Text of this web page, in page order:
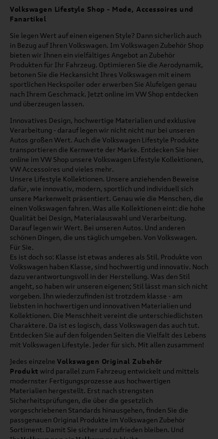
Volkswagen Lifestyle Shop - Mode, Accessoires und
Fanartikel
Sie legen Wert auf einen eigenen Style? Dann sicherlich auch
in Bezug auf Ihren Volkswagen. Im Volkswagen Zubehör Shop
bieten wir Ihnen ein vielfältiges Angebot an Zubehör
Produkten für Ihr Fahrzeug. Optimieren Sie die Aerodynamik,
betonen Sie die Heckansicht Ihres Volkswagen mit einem
sportlichen Heckspoiler oder erwerben Sie Alufelgen genau
nach Ihrem Geschmack. Jetzt online im VW Shop entdecken
und überzeugen lassen.
Innovatives Design, hochwertige Materialien und exklusive
Verarbeitung - darauf legen wir nicht nicht nur bei unseren
Autos großen Wert. Auch die Volkswagen Lifestyle Produkte
transportieren die Kernwerte der Marke. Entdecken Sie hier
online im VW Shop unsere Volkswagen Lifestyle Kollektionen,
VW Accessoires und vieles mehr.
Unsere Lifestyle Kollektionen. Unsere anziehenden Beweise
dafür, wie innovativ, modern, sportlich und individuell sich
unsere Markenwelt präsentiert. Genau wie die Menschen, die
einen Volkswagen fahren. Was alle Kollektionen eint: die hohe
Qualität bei Design, Materialauswahl und Verarbeitung.
Darauf legen wir Wert. Bei unseren Autos. Und anderen
schönen Dingen, die uns täglich umgeben. Von Volkswagen.
Für Sie.
Es ist doch so: Klasse ist etwas anderes als Stil. Produkte von
Volkswagen haben Klasse, sind hochwertig und innovativ. Noch
dazu verantwortungsvoll in der Herstellung. Was den Stil
angeht, so haben wir unseren eigenen; Stil lässt man sich nicht
vorgeben. Ihn wiederzufinden ist trotzdem klasse - am
liebsten in hochwertigen und innovativen Materialien und
Kollektionen. Die Menschheit vereint die unterschiedlichsten
Charaktere. Da ist es logisch, dass Volkswagen das auch tut.
Entdecken Sie auf den folgenden Seiten die Vielfalt des Lebens
mit Volkswagen Lifestyle. Jeder für sich. Mit allen zusammen!
Jedes einzelne Volkswagen Original Zubehör
Produkt wird parallel zum Fahrzeug entwickelt und mittels
modernster Fertigungsprozesse aus hochwertigen
Materialien hergestellt. Erst nach strengsten
Sicherheitsprüfungen, die über die gesetzlich
vorgeschriebenen Standards hinausgehen, finden Sie die
passgenauen Original Produkte im Volkswagen Zubehör
Sortiment. Damit Sie sicher und zufrieden bleiben. Und